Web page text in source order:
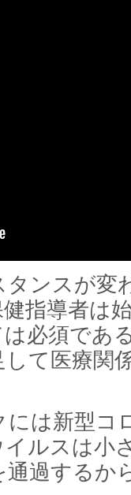
ンスが変
指導者は
必須であ
て医療関
は新型コ
ルスは小
過するか